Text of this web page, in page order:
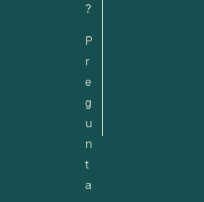
?
P
r
e
g
u
n
t
a